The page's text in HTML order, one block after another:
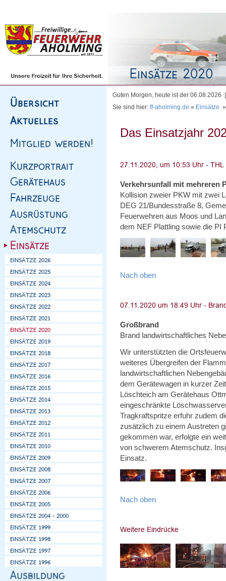
Guten Morgen, heute ist der
Sie sind hier: ff-aholming.de » Einsätze
Das Einsatzjahr
Verkehrsunfall mit mehreren
Kollision zweier PKW mit zwei
DEG 21/Bundesstraße 8,
Feuerwehren aus Moos und
dem NEF Plattling sowie die PI
Nach oben
Großbrand
Brand landwirtschaftliches
Wir unterstützten die
weiteres Übergreifen der
landwirtschaftlichen
dem Gerätewagen in kurzer
Löschteich am Gerätehaus
eingeschränkte
Tragkraftspritze erfuhr zudem
zusätzlich zu einem Austreten
gekommen war, erfolgte ein
von schwerem Atemschutz.
Einsatz.
Nach oben